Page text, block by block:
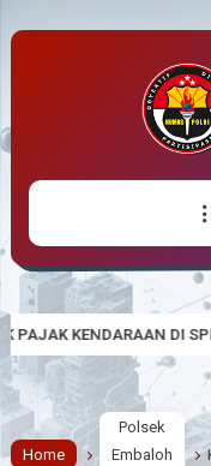
ADALAH HOAKS
Home
Polsek
Embaloh